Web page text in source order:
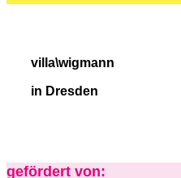
villa\wigmann
in Dresden
gefördert von: